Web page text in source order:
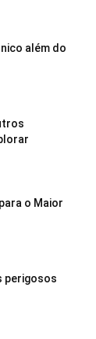
além do
o Maior
perigosos